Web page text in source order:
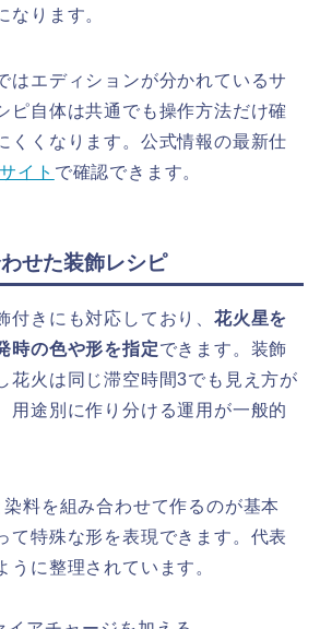
なります。
はエディションが分かれているサ
ピ自体は共通でも操作方法だけ確
くくなります。公式情報の最新仕
イト で確認できます。
せた装飾レシピ
付きにも対応しており、 花火星を
時の色や形を指定できます。装飾
花火は同じ滞空時間3でも見え方が
用途別に作り分ける運用が一般的
料を組み合わせて作るのが基本
て特殊な形を表現できます。代表
うに整理されています。